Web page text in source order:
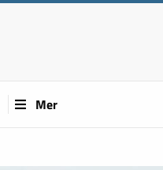
Mer